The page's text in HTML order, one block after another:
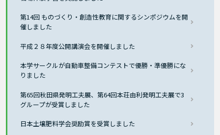
第14回 ものづくり・創造性教育に関するシンポジウムを開
催しました
平成２８年度公開講演会を開催しました
本学サークルが自動車整備コンテストで優勝・準優勝にな
りました
第65回秋田県発明工夫展、第64回本荘由利発明工夫展で3
グループが受賞しました
日本土壌肥料学会奨励賞を受賞しました